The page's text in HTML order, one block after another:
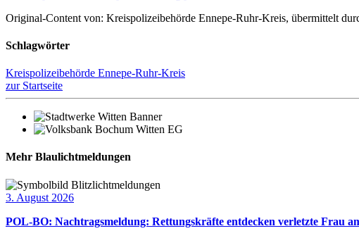
Original-Content von: Kreispolizeibehörde Ennepe-Ruhr-Kreis, übermittelt
Schlagwörter
Kreispolizeibehörde Ennepe-Ruhr-Kreis
zur Startseite
Mehr Blaulichtmeldungen
3. August 2026
POL-BO: Nachtragsmeldung: Rettungskräfte entdecken verletzte Frau